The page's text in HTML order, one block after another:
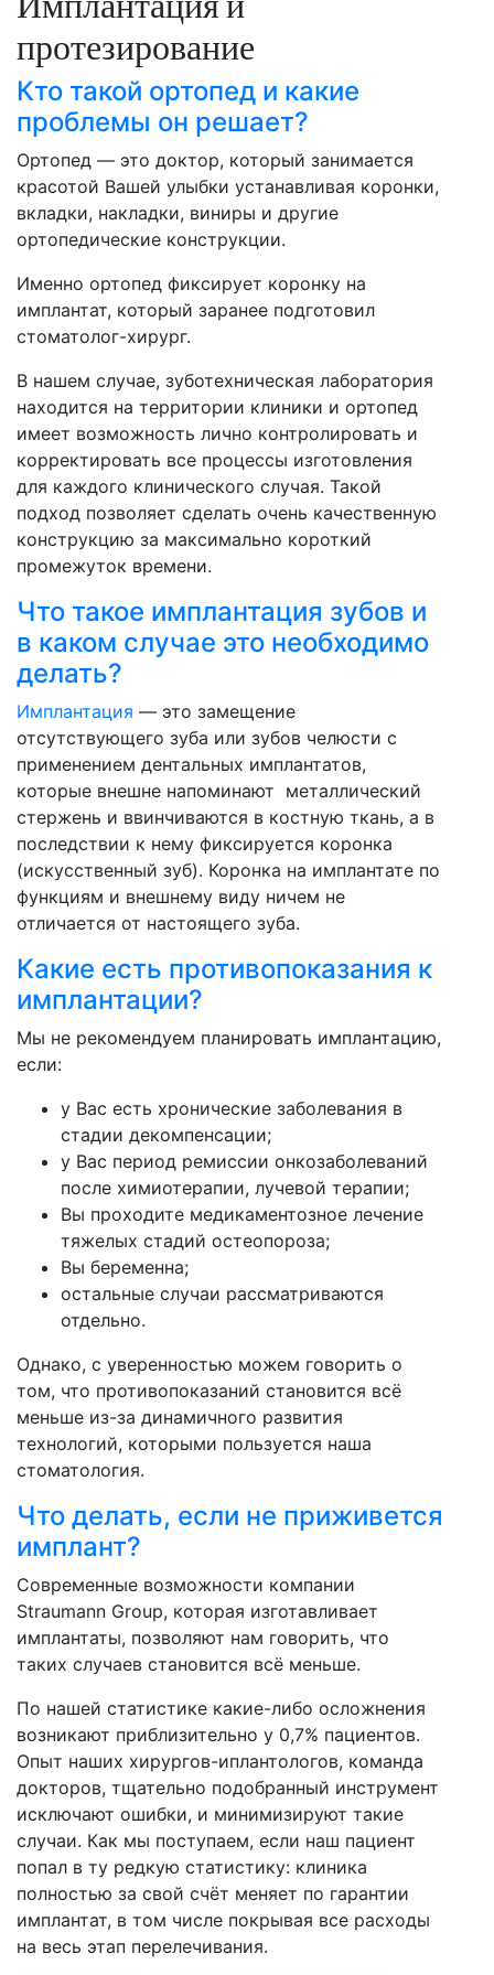
протезирование
Кто такой ортопед и какие
проблемы он решает?
Ортопед — это доктор, который занимается
красотой Вашей улыбки устанавливая коронки,
вкладки, накладки, виниры и другие
ортопедические конструкции.
Именно ортопед фиксирует коронку на
имплантат, который заранее подготовил
стоматолог-хирург.
В нашем случае, зуботехническая лаборатория
находится на территории клиники и ортопед
имеет возможность лично контролировать и
корректировать все процессы изготовления
для каждого клинического случая. Такой
подход позволяет сделать очень качественную
конструкцию за максимально короткий
промежуток времени.
Что такое имплантация зубов и
в каком случае это необходимо
делать?
Имплантация — это замещение
отсутствующего зуба или зубов челюсти с
применением дентальных имплантатов,
которые внешне напоминают металлический
стержень и ввинчиваются в костную ткань, а в
последствии к нему фиксируется коронка
(искусственный зуб). Коронка на имплантате по
функциям и внешнему виду ничем не
отличается от настоящего зуба.
Какие есть противопоказания к
имплантации?
Мы не рекомендуем планировать имплантацию,
если:
у Вас есть хронические заболевания в
стадии декомпенсации;
у Вас период ремиссии онкозаболеваний
после химиотерапии, лучевой терапии;
Вы проходите медикаментозное лечение
тяжелых стадий остеопороза;
Вы беременна;
остальные случаи рассматриваются
отдельно.
Однако, с уверенностью можем говорить о
том, что противопоказаний становится всё
меньше из-за динамичного развития
технологий, которыми пользуется наша
стоматология.
Что делать, если не приживется
имплант?
Современные возможности компании
Straumann Group, которая изготавливает
имплантаты, позволяют нам говорить, что
таких случаев становится всё меньше.
По нашей статистике какие-либо осложнения
возникают приблизительно у 0,7% пациентов.
Опыт наших хирургов-иплантологов, команда
докторов, тщательно подобранный инструмент
исключают ошибки, и минимизируют такие
случаи. Как мы поступаем, если наш пациент
попал в ту редкую статистику: клиника
полностью за свой счёт меняет по гарантии
имплантат, в том числе покрывая все расходы
на весь этап перелечивания.